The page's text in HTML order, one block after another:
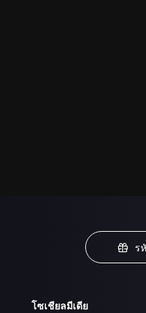
ร
โซเชียลมีเดีย